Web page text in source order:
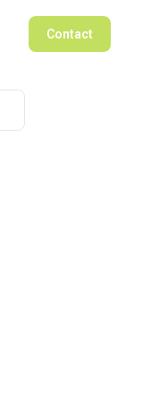
Contact